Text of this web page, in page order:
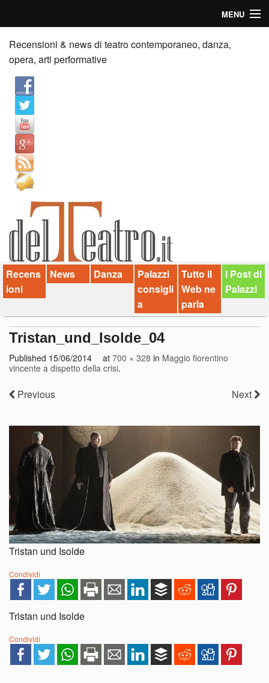
MENU
Home
Recensioni
Anticipazioni
News
Palazzi consiglia
Video
Chi siamo
Contatti
dT in English
Recensioni & news di teatro contemporaneo, danza,
opera, arti performative
Recens
ioni
News Danza
Palazzi
consigli
a
Tutto il
Web ne
parla
I Post di
Palazzi
Tristan_und_Isolde_04
Published 15/06/2014 at 700 × 328 in Maggio fiorentino
vincente a dispetto della crisi.
Previous Next
Tristan und Isolde
Condividi
Tristan und Isolde
Condividi